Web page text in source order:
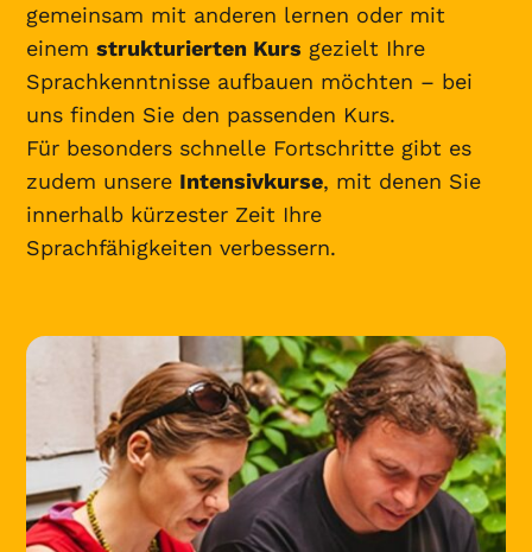
gemeinsam mit anderen lernen oder mit
einemstrukturierten Kurs gezielt Ihre
Sprachkenntnisse aufbauen möchten – bei
uns finden Sie den passenden Kurs.
Für besonders schnelle Fortschritte gibt es
zudem unsere Intensivkurse, mit denen Sie
innerhalb kürzester Zeit Ihre
Sprachfähigkeiten verbessern.